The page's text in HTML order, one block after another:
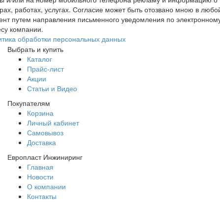
работах, услугах. Согласие может быть отозвано мною в
путем направления письменного уведомления по
компании.
обработки персональных данных
Выбрать и купить
Каталог
Прайс-лист
Акции
Статьи и Видео
Покупателям
Корзина
Личный кабинет
Самовывоз
Доставка
Европласт Инжиниринг
Главная
Новости
О компании
Контакты